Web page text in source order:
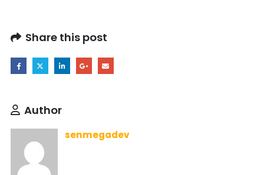
Share this post
Author
senmegadev